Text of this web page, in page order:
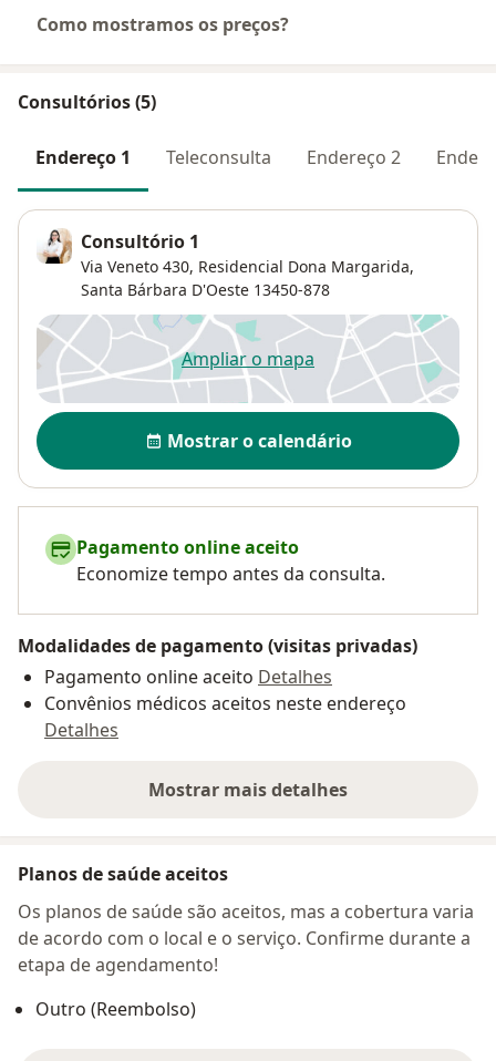
Como mostramos os preços?
Consultórios (5)
Endereço 1 Teleconsulta Endereço 2
Consultório 1
Via Veneto 430, Residencial Dona Margarida,
Santa Bárbara D'Oeste 13450-878
Ampliar o mapaabre num novo separador
Disponibilidade
Mostrar o calendário
Pagamento online aceito
Economize tempo antes da consulta.
Modalidades de pagamento (visitas privadas)
Pagamento online aceito Detalhes
Convênios médicos aceitos neste endereço
Detalhes
Mostrar mais detalhes
sobre o endereço
Planos de saúde aceitos
Os planos de saúde são aceitos, mas a cobertura varia
de acordo com o local e o serviço. Confirme durante a
etapa de agendamento!
Outro (Reembolso)